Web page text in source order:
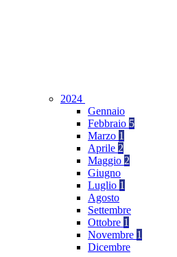
2024
Gennaio
Febbraio 5
Marzo 1
Aprile 2
Maggio 2
Giugno
Luglio 1
Agosto
Settembre
Ottobre 1
Novembre 1
Dicembre